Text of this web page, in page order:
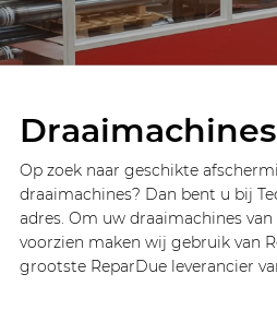
Draaimachines
Op zoek naar geschikte
draaimachines? Dan bent u bij
adres. Om uw draaimachines
voorzien maken wij gebruik van
grootste ReparDue leverancier